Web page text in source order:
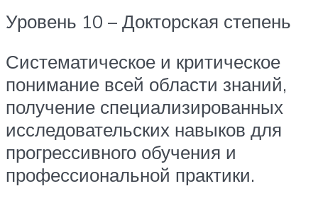
Уровень 10 – Докторская степень
Систематическое и критическое
понимание всей области знаний,
получение специализированных
исследовательских навыков для
прогрессивного обучения и
профессиональной практики.